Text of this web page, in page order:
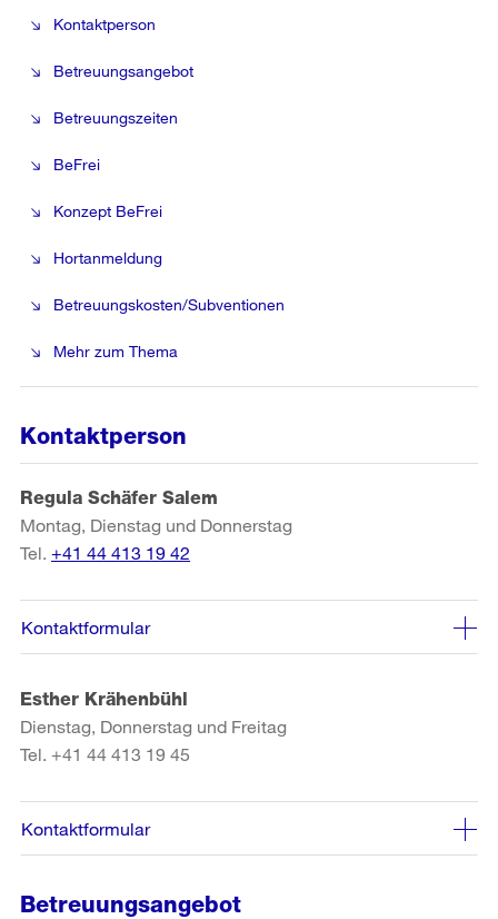
Kontaktperson
Betreuungsangebot
Betreuungszeiten
BeFrei
Konzept BeFrei
Hortanmeldung
Betreuungskosten/Subventionen
Mehr zum Thema
Kontaktperson
Regula Schäfer Salem
Montag, Dienstag und Donnerstag
Tel. +41 44 413 19 42
Kontaktformular
Esther Krähenbühl
Dienstag, Donnerstag und Freitag
Tel. +41 44 413 19 45
Kontaktformular
Betreuungsangebot